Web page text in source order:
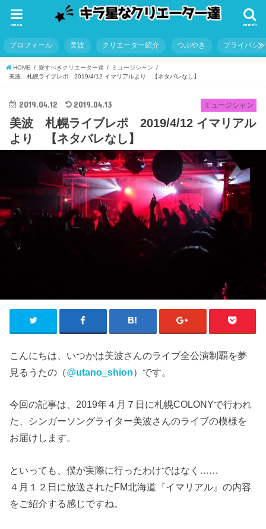
search
menu
プロフィール 美波 クリエーター紹介 つぶやき プライバシ
HOME 愛すべきクリエーター達
ミュージシャン
美波 札幌ライブレポ 2019/4/12 イマリアルより 【ネタバレなし】
ミュージシャン
2019.04.12 2019.04.13
美波 札幌ライブレポ 2019/4/12 イマリアル
より 【ネタバレなし】
こんにちは、いつかは美波さんのライブ全公演制覇を夢
見るうたの（@utano_shion）です。
今回の記事は、2019年４月７日に札幌COLONYで行われ
た、シンガーソングライター美波さんのライブの模様を
お届けします。
といっても、僕が実際に行ったわけではなく……
４月１２日に放送されたFM北海道『イマリアル』の内容
をご紹介する感じですね。